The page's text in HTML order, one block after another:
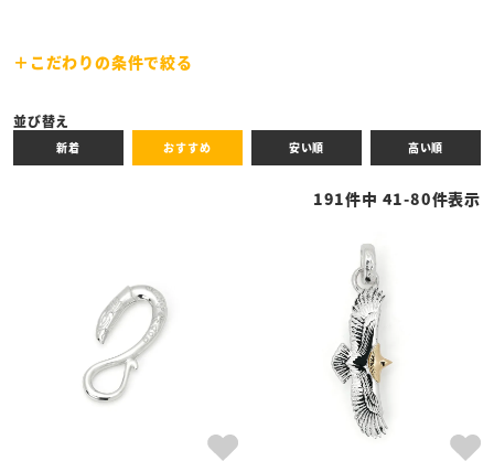
こだわりの条件で絞る
全ての商品
セール商品
並び替え
新着 おすすめ 安い順 高い順
191件中 41-80件表示